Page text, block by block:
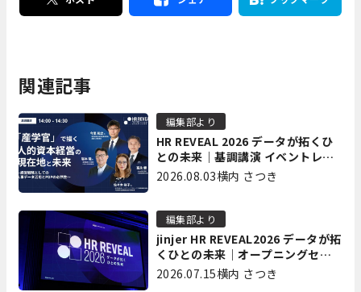
関連記事
HR REVEAL 2026 データが拓くひ
との未来｜基調講演 イベントレポ
ート後編
編集部より
2026.08.03横内 さつき
jinjer HR REVEAL2026 データが拓
くひとの未来｜オープニングセッ
ション イベントレポート前編
編集部より
2026.07.15横内 さつき